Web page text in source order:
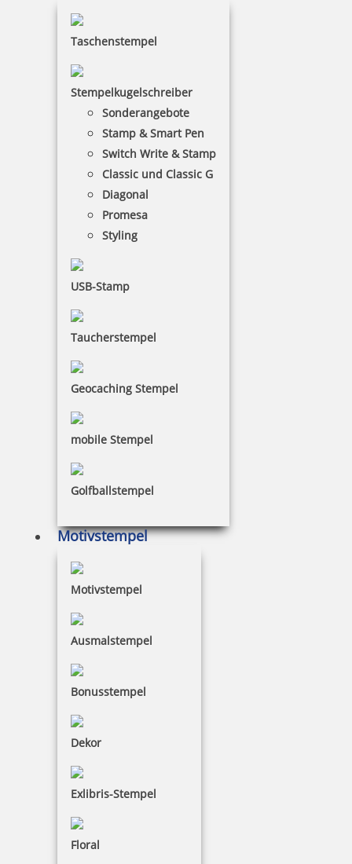
Taschenstempel
Stempelkugelschreiber
Sonderangebote
Stamp & Smart Pen
Switch Write & Stamp
Classic und Classic G
Diagonal
Promesa
Styling
USB-Stamp
Taucherstempel
Geocaching Stempel
mobile Stempel
Golfballstempel
Motivstempel
Motivstempel
Ausmalstempel
Bonusstempel
Dekor
Exlibris-Stempel
Floral
Jetzt gestalten
Trodat Professional 5460 Mehrfarbiger Stempel
101,92 €
Jetzt gestalten
Trodat Printy 4750/L1 4.0 Datumstempel EINGEGANGEN 39 x